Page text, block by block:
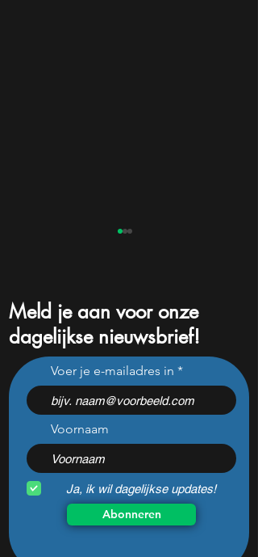
Nebius daalde vorige
maand 31%: perfect
koopmoment vlak voor
kwartaalcijfers?
Meld je aan voor onze
dagelijkse nieuwsbrief!
Voer je e-mailadres in
Voornaam
Ja, ik wil dagelijkse updates!
Abonneren